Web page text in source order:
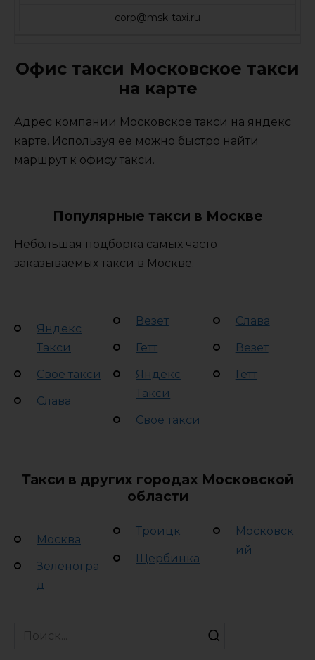
corp@msk-taxi.ru
Офис такси Московское такси
на карте
Адрес компании Московское такси на яндекс
карте. Используя ее можно быстро найти
маршрут к офису такси.
Популярные такси в Москве
Небольшая подборка самых часто
заказываемых такси в Москве.
Яндекс
Такси
Своё такси
Слава
Везет
Гетт
Яндекс
Такси
Своё такси
Слава
Везет
Гетт
Такси в других городах Московской
области
Москва
Зеленогра
д
Троицк
Щербинка
Московск
ий
Search